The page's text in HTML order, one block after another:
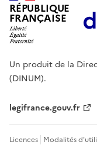
RÉPUBLIQUE
FRANÇAISE
Un produit de la
(DINUM).
legifrance.gouv.fr
Licences Modalités